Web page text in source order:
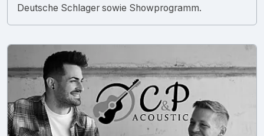
Deutsche Schlager sowie Showprogramm.